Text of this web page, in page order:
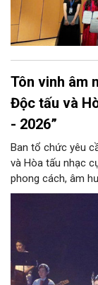
Tôn vinh âm
Độc tấu và
- 2026”
Ban tổ chức yêu
và Hòa tấu nhạc
phong cách, âm
phối khí mới trên
Nam, đồng thời